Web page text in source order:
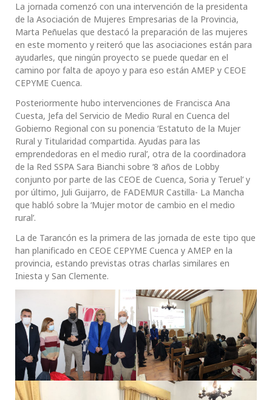
La jornada comenzó con una intervención de la presidenta
de la Asociación de Mujeres Empresarias de la Provincia,
Marta Peñuelas que destacó la preparación de las mujeres
en este momento y reiteró que las asociaciones están para
ayudarles, que ningún proyecto se puede quedar en el
camino por falta de apoyo y para eso están AMEP y CEOE
CEPYME Cuenca.
Posteriormente hubo intervenciones de Francisca Ana
Cuesta, Jefa del Servicio de Medio Rural en Cuenca del
Gobierno Regional con su ponencia ‘Estatuto de la Mujer
Rural y Titularidad compartida. Ayudas para las
emprendedoras en el medio rural’, otra de la coordinadora
de la Red SSPA Sara Bianchi sobre ‘8 años de Lobby
conjunto por parte de las CEOE de Cuenca, Soria y Teruel’ y
por último, Juli Guijarro, de FADEMUR Castilla- La Mancha
que habló sobre la ‘Mujer motor de cambio en el medio
rural’.
La de Tarancón es la primera de las jornada de este tipo que
han planificado en CEOE CEPYME Cuenca y AMEP en la
provincia, estando previstas otras charlas similares en
Iniesta y San Clemente.